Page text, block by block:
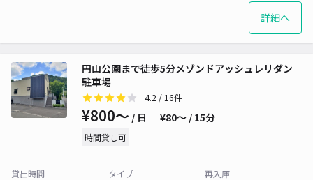
詳細へ
円山公園まで徒歩5分メゾンドアッシュレリダン
駐車場
4.2 / 16件
¥800〜 / 日 ¥80〜 / 15分
時間貸し可
貸出時間
タイプ
再入庫